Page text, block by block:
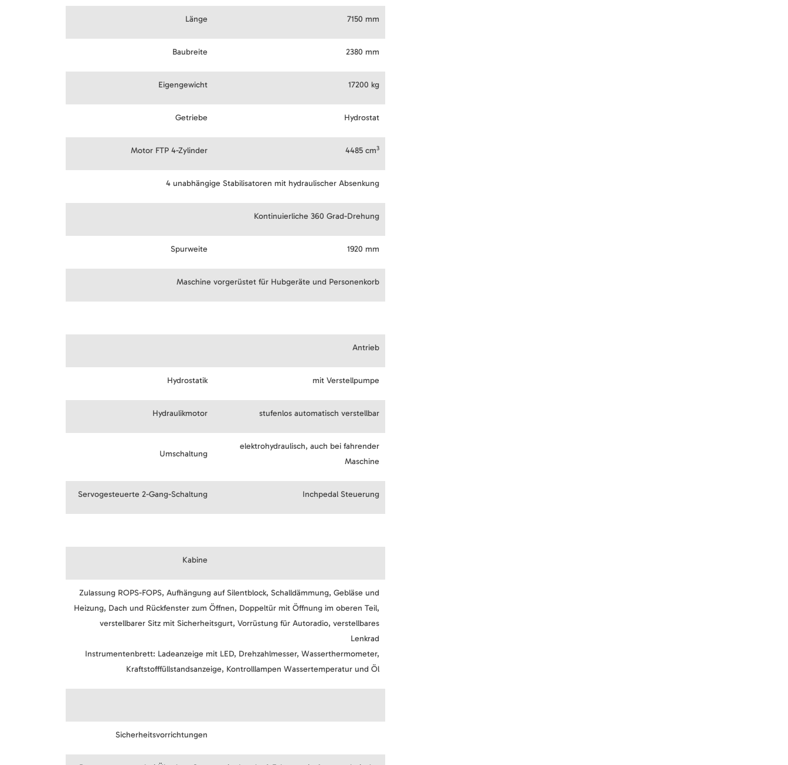
Länge 7150 mm
Baubreite 2380 mm
Eigengewicht 17200 kg
Getriebe Hydrostat
Motor FTP 4-Zylinder 4485 cm3
4 unabhängige Stabilisatoren mit hydraulischer Absenkung
Kontinuierliche 360 Grad-Drehung
Spurweite 1920 mm
Maschine vorgerüstet für Hubgeräte und Personenkorb
Antrieb
Hydrostatik mit Verstellpumpe
Hydraulikmotor stufenlos automatisch verstellbar
Umschaltung
elektrohydraulisch, auch bei fahrender
Maschine
Servogesteuerte 2-Gang-Schaltung Inchpedal Steuerung
Kabine
Zulassung ROPS-FOPS, Aufhängung auf Silentblock, Schalldämmung, Gebläse und
Heizung, Dach und Rückfenster zum Öffnen, Doppeltür mit Öffnung im oberen Teil,
verstellbarer Sitz mit Sicherheitsgurt, Vorrüstung für Autoradio, verstellbares
Lenkrad
Instrumentenbrett: Ladeanzeige mit LED, Drehzahlmesser, Wasserthermometer,
Kraftstofffüllstandsanzeige, Kontrolllampen Wassertemperatur und Öl
Sicherheitsvorrichtungen